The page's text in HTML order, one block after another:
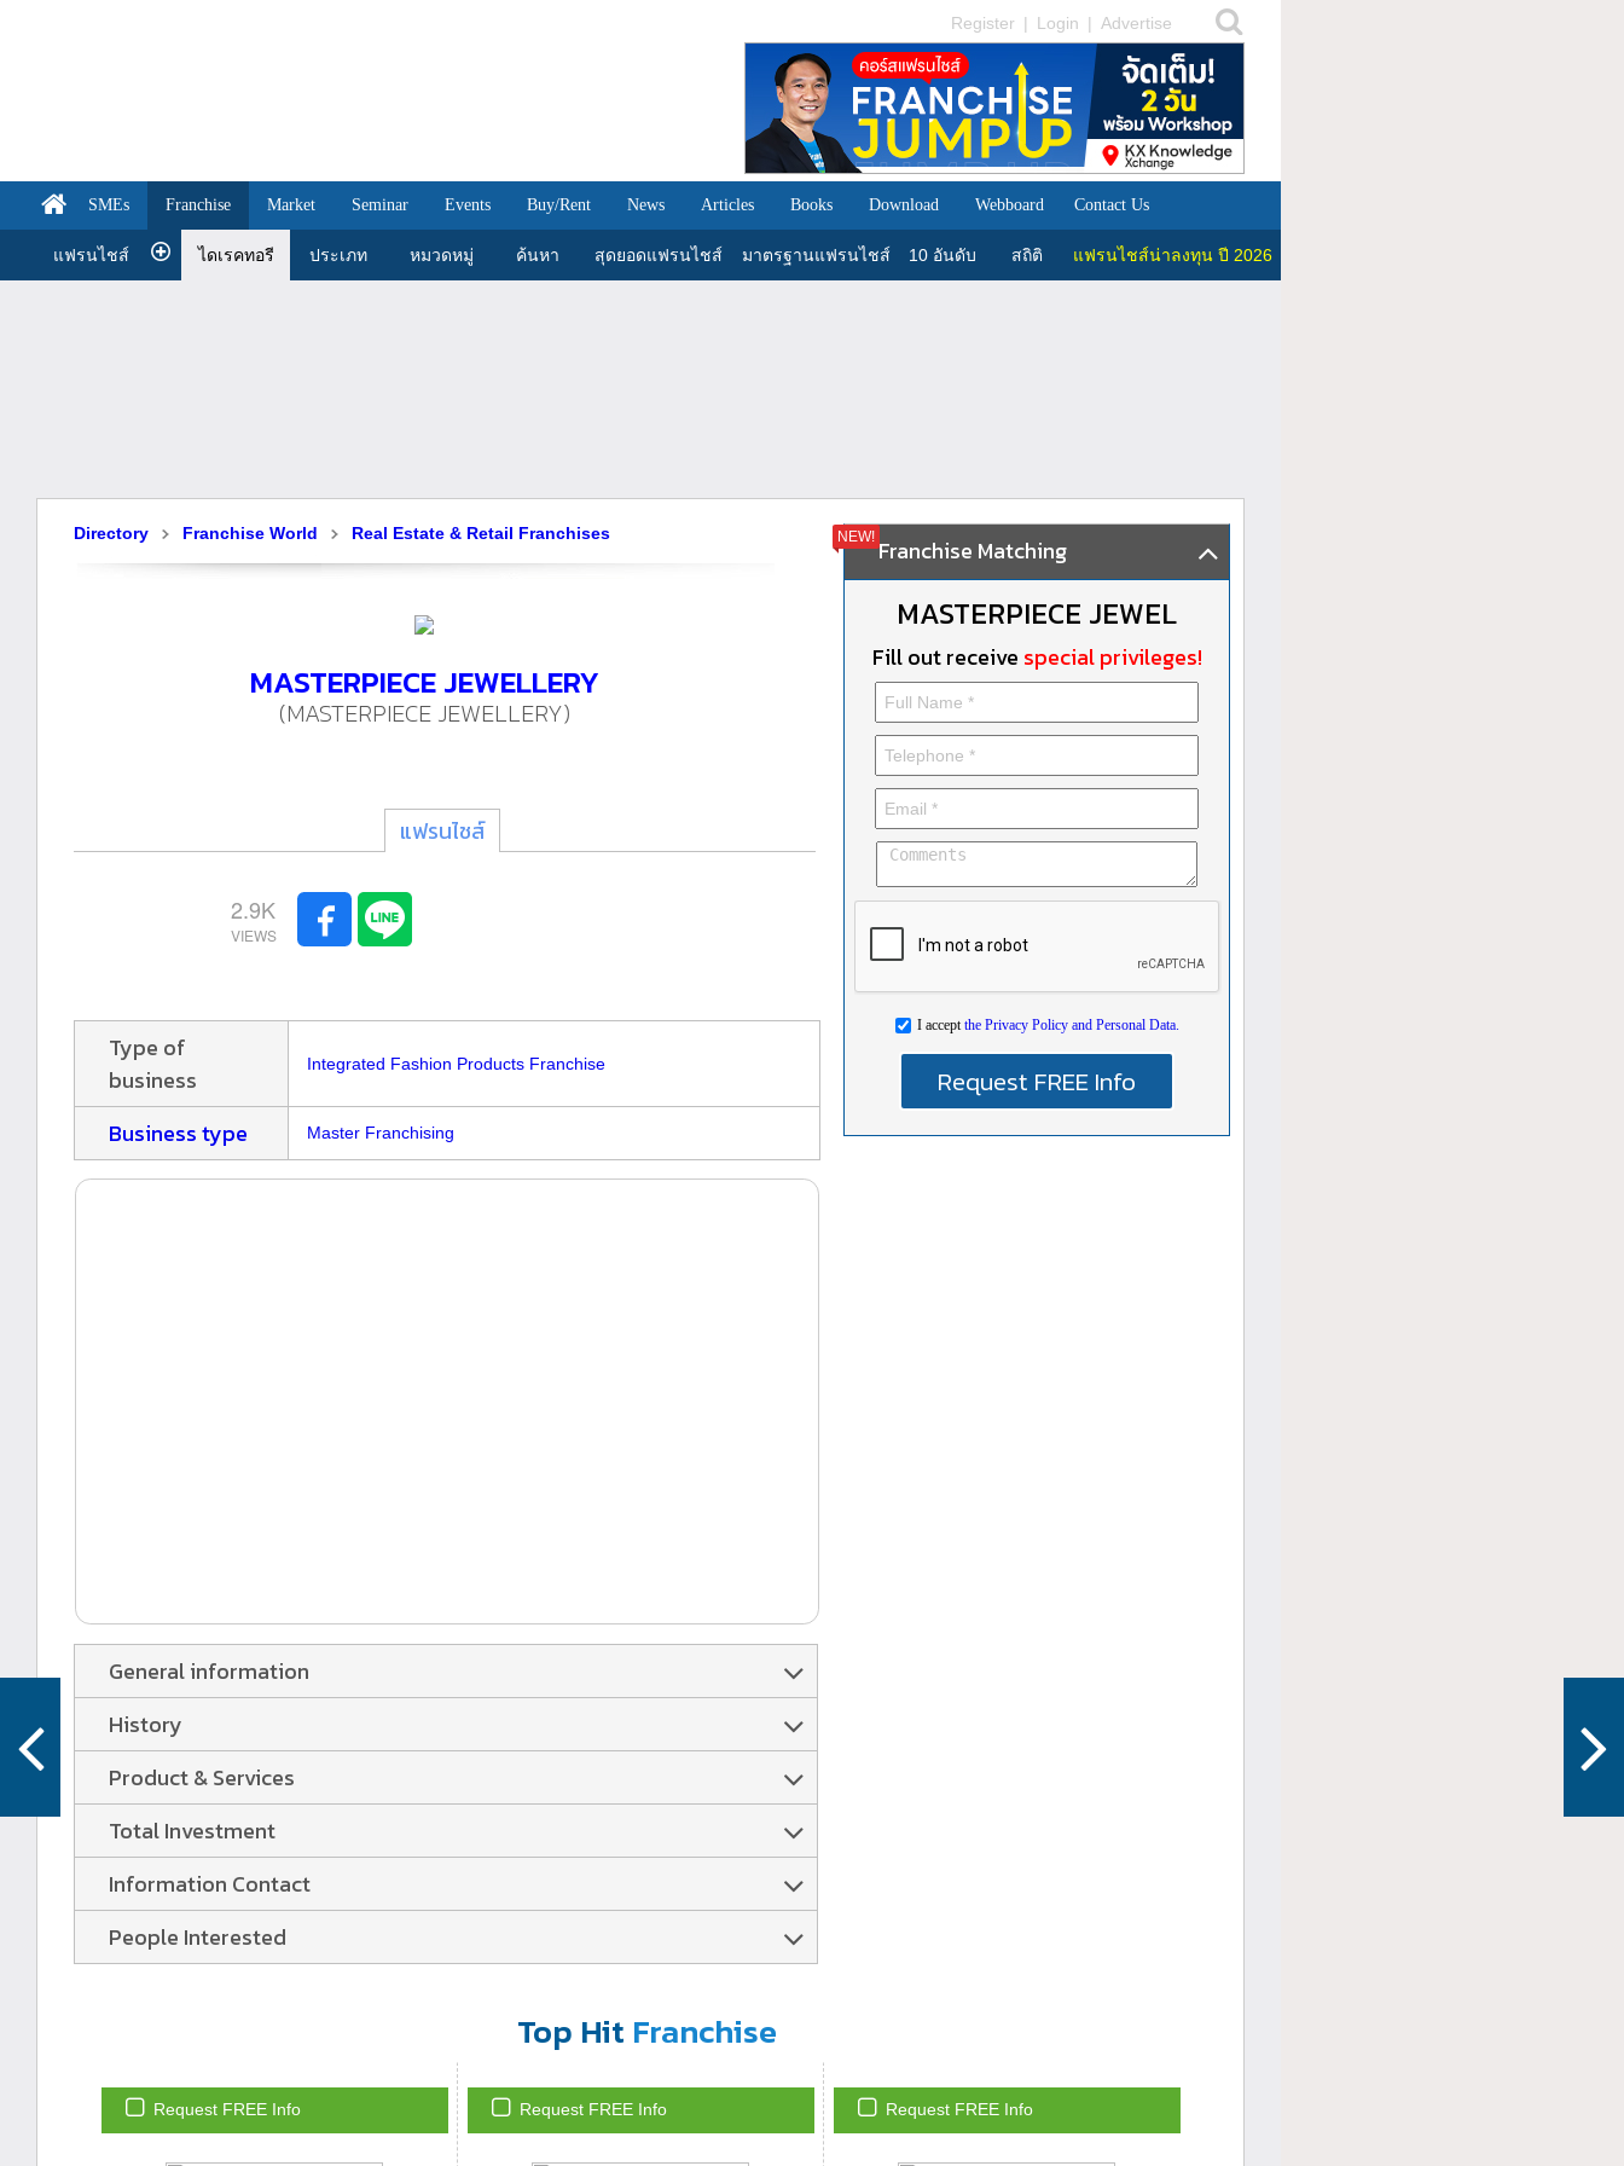
Register | Login | Advertise
SMEs Franchise Market Seminar Events Buy/Rent News Articles Books Download Webboard Contact Us
แฟรนไชส์ ไดเรคทอรี ประเภท หมวดหมู่ ค้นหา สุดยอดแฟรนไชส์ มาตรฐานแฟรนไชส์ 10 อันดับ สถิติ แฟรนไชส์น่าลงทุน ปี 2026
Directory Franchise World Real Estate & Retail Franchises
MASTERPIECE JEWELLERY
(MASTERPIECE JEWELLERY)
แฟรนไชส์
2.9K
Type of
business
Integrated Fashion Products Franchise
Business type Master Franchising
General information
History
Product & Services
Total Investment
Information Contact
People Interested
NEW! Franchise Matching
MASTERPIECE JEWEL
Fill out receive special privileges!
I acceptthe Privacy Policy and Personal Data.
Top Hit Franchise
Request FREE Info Request FREE Info Request FREE Info